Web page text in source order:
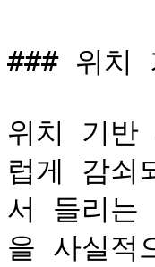
### 위치
위치 기반
럽게 감
서 들리는
을 사실적